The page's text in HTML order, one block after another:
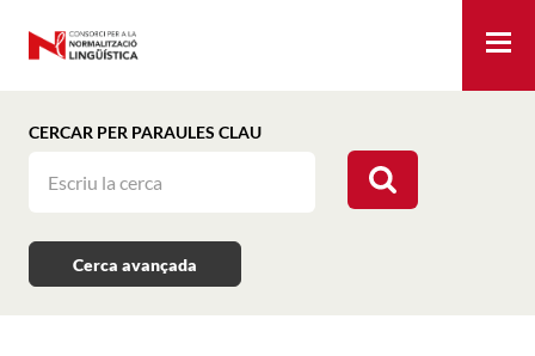
CERCAR PER PARAULES CLAU
Cerca avançada